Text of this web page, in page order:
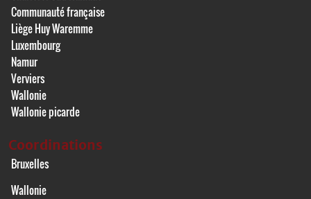
Communauté française
Liège Huy Waremme
Luxembourg
Namur
Verviers
Wallonie
Wallonie picarde
Coordinations
Bruxelles
Wallonie